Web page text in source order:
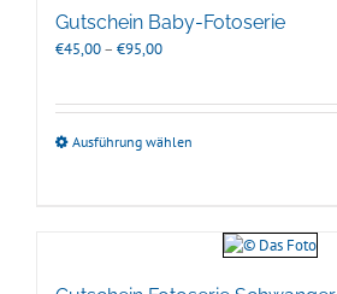
Gutschein Baby-Fotoserie
€45,00– €95,00Preisspanne:
€95,00
Ausführung wählen